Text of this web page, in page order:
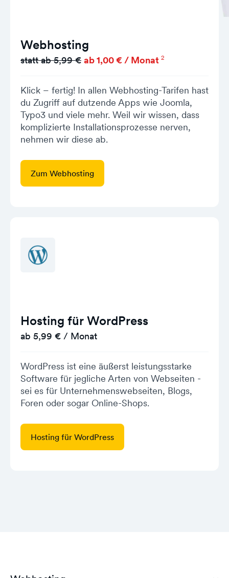
Webhosting
statt ab 5,99 € ab 1,00 € / Monat 2
Klick – fertig! In allen Webhosting-Tarifen hast
du Zugriff auf dutzende Apps wie Joomla,
Typo3 und viele mehr. Weil wir wissen, dass
komplizierte Installationsprozesse nerven,
nehmen wir diese ab.
Zum Webhosting
Hosting für WordPress
ab 5,99 € / Monat
WordPress ist eine äußerst leistungsstarke
Software für jegliche Arten von Webseiten -
sei es für Unternehmenswebseiten, Blogs,
Foren oder sogar Online-Shops.
Hosting für WordPress